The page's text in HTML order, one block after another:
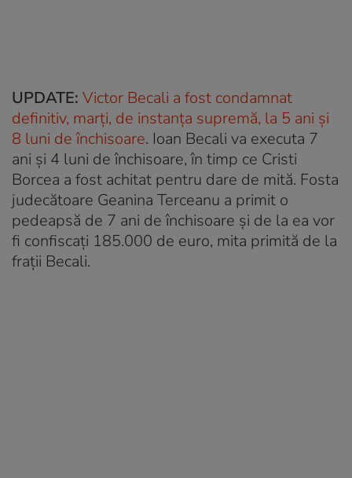
UPDATE: Victor Becali a fost condamnat
definitiv, marți, de instanța supremă, la 5 ani și
8 luni de închisoare. Ioan Becali va executa 7
ani și 4 luni de închisoare, în timp ce Cristi
Borcea a fost achitat pentru dare de mită. Fosta
judecătoare Geanina Terceanu a primit o
pedeapsă de 7 ani de închisoare și de la ea vor
fi confiscați 185.000 de euro, mita primită de la
frații Becali.